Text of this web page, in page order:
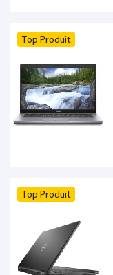
Top Produit
Top Produit